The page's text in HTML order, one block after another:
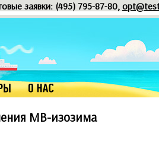
заявки: (495) 795-87-80,
МВ-изозима